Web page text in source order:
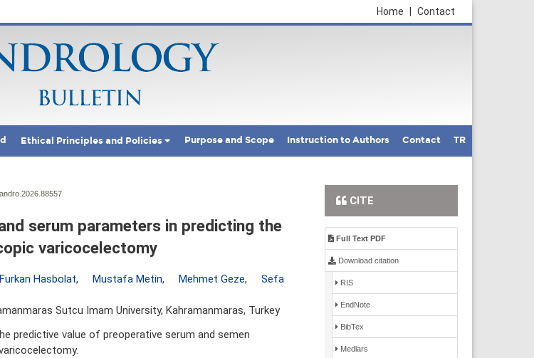
Contact
Home
Ethical Principles and Policies Purpose and Scope Instruction to Authors Contact TR
serum parameters in predicting the
varicocelectomy
Furkan Hasbolat, Mustafa Metin, Mehmet Geze,
Sefa
Sutcu Imam University, Kahramanmaras, Turkey
predictive value of preoperative serum and semen
CITE
Full Text PDF
Download citation
RIS
EndNote
BibTex
Medlars